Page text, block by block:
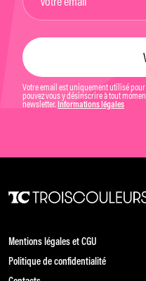
Votre email est uniquement utilisé
pouvez vous y désinscrire à tout
newsletter. Informations légales
Mentions légales et CGU
Politique de confidentialité